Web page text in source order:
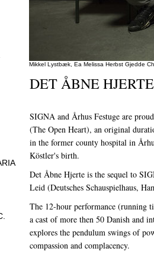
Mikkel Lystbæk, Ea Melissa Herbst Gjedde
DET ÅBNE
SIGNA and Århus Festuge are
(The Open Heart), an original
in the former county hospital in
Köstler's birth.
Det Åbne Hjerte is the sequel to
Leid (Deutsches Schauspielhaus,
The 12-hour performance (running
a cast of more then 50 Danish and
explores the pendulum swings of
compassion and complacency.